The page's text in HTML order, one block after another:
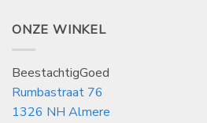
ONZE WINKEL
BeestachtigGoed
Rumbastraat 76
1326 NH Almere